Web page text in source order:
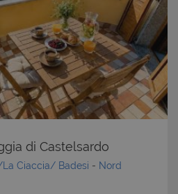
di Castelsardo
Ciaccia/ Badesi - Nord